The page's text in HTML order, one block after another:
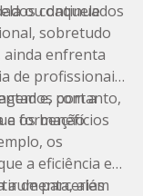
ou daquele
continuados
sobretudo
ainda enfrenta
de profissionais
e, portanto,
a formação
com a
os benefícios
os
a eficiência em
aumenta, além
de parcerias